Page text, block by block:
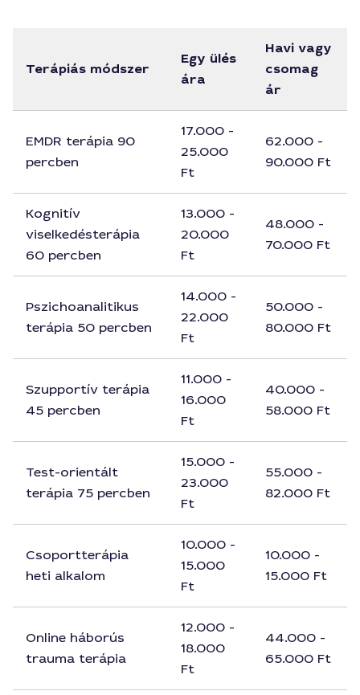
Terápiás módszer
Egy ülés
ára
Havi vagy
csomag
ár
EMDR terápia 90
percben
17.000 -
25.000
Ft
62.000 -
90.000 Ft
Kognitív
viselkedésterápia
60 percben
13.000 -
20.000
Ft
48.000 -
70.000 Ft
Pszichoanalitikus
terápia 50 percben
14.000 -
22.000
Ft
50.000 -
80.000 Ft
Szupportív terápia
45 percben
11.000 -
16.000
Ft
40.000 -
58.000 Ft
Test-orientált
terápia 75 percben
15.000 -
23.000
Ft
55.000 -
82.000 Ft
Csoportterápia
heti alkalom
10.000 -
15.000
Ft
10.000 -
15.000 Ft
Online háborús
trauma terápia
12.000 -
18.000
Ft
44.000 -
65.000 Ft